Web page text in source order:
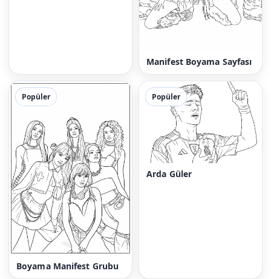
Manifest Boyama Sayfası
Popüler
Boyama Manifest Grubu
Popüler
Arda Güler